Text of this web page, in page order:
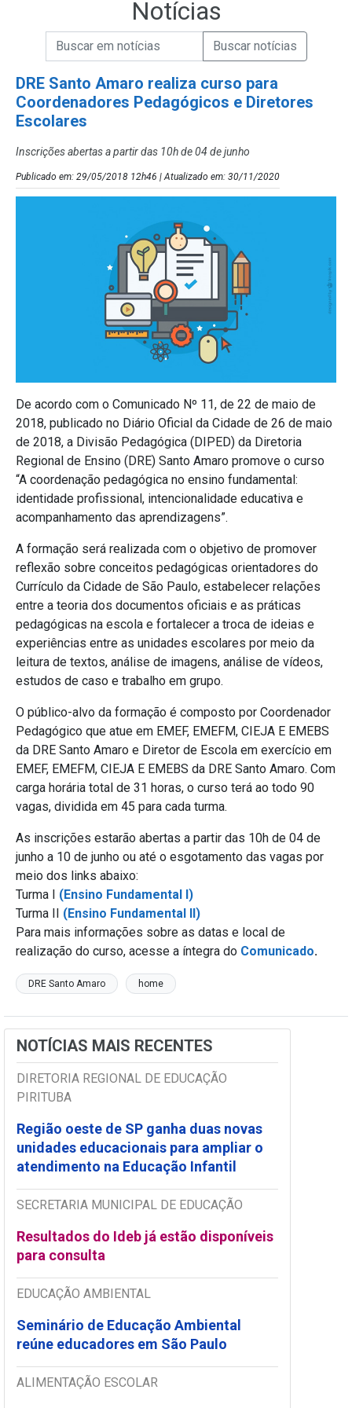
Notícias
Campo de Busca de Notícias
Campo de Busca de informaçõesEnviar a Busca de Notícias
DRE Santo Amaro realiza curso para
Coordenadores Pedagógicos e Diretores
Escolares
Inscrições abertas a partir das 10h de 04 de junho
Publicado em: 29/05/2018 12h46 | Atualizado em: 30/11/2020
De acordo com o Comunicado Nº 11, de 22 de maio de
2018, publicado no Diário Oficial da Cidade de 26 de maio
de 2018, a Divisão Pedagógica (DIPED) da Diretoria
Regional de Ensino (DRE) Santo Amaro promove o curso
“A coordenação pedagógica no ensino fundamental:
identidade profissional, intencionalidade educativa e
acompanhamento das aprendizagens”.
A formação será realizada com o objetivo de promover
reflexão sobre conceitos pedagógicas orientadores do
Currículo da Cidade de São Paulo, estabelecer relações
entre a teoria dos documentos oficiais e as práticas
pedagógicas na escola e fortalecer a troca de ideias e
experiências entre as unidades escolares por meio da
leitura de textos, análise de imagens, análise de vídeos,
estudos de caso e trabalho em grupo.
O público-alvo da formação é composto por Coordenador
Pedagógico que atue em EMEF, EMEFM, CIEJA E EMEBS
da DRE Santo Amaro e Diretor de Escola em exercício em
EMEF, EMEFM, CIEJA E EMEBS da DRE Santo Amaro. Com
carga horária total de 31 horas, o curso terá ao todo 90
vagas, dividida em 45 para cada turma.
As inscrições estarão abertas a partir das 10h de 04 de
junho a 10 de junho ou até o esgotamento das vagas por
meio dos links abaixo:
Turma I (Ensino Fundamental I)
Turma II (Ensino Fundamental II)
Para mais informações sobre as datas e local de
realização do curso, acesse a íntegra do Comunicado.
DRE Santo Amaro home
NOTÍCIAS MAIS RECENTES
DIRETORIA REGIONAL DE EDUCAÇÃO
PIRITUBA
Região oeste de SP ganha duas novas
unidades educacionais para ampliar o
atendimento na Educação Infantil
SECRETARIA MUNICIPAL DE EDUCAÇÃO
Resultados do Ideb já estão disponíveis
para consulta
EDUCAÇÃO AMBIENTAL
Seminário de Educação Ambiental
reúne educadores em São Paulo
ALIMENTAÇÃO ESCOLAR